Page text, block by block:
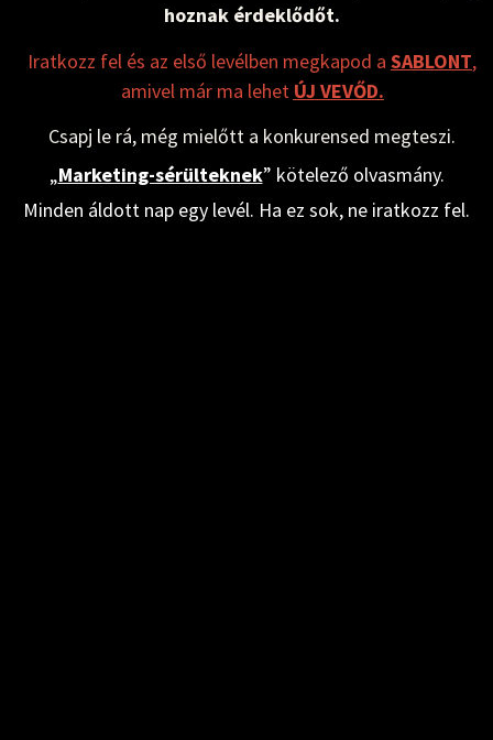
hoznak érdeklődőt.
Iratkozz fel és az első levélben megkapod a SABLONT,
amivel már ma lehet ÚJ VEVŐD.
Csapj le rá, még mielőtt a konkurensed megteszi.
„Marketing-sérülteknek” kötelező olvasmány.
Minden áldott nap egy levél. Ha ez sok, ne iratkozz fel.